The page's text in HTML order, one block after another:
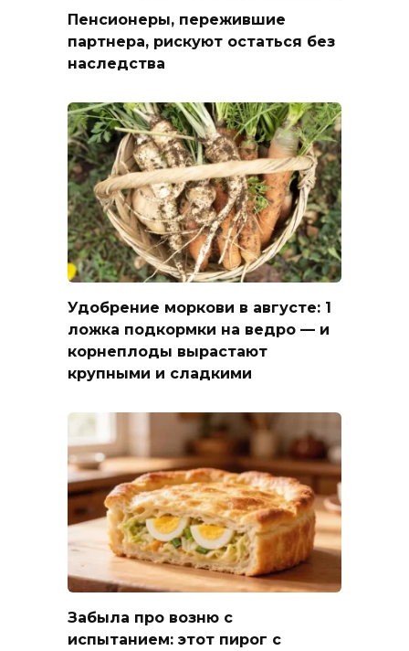
Пенсионеры, пережившие
партнера, рискуют остаться без
наследства
Удобрение моркови в августе: 1
ложка подкормки на ведро — и
корнеплоды вырастают
крупными и сладкими
Забыла про возню с
испытанием: этот пирог с